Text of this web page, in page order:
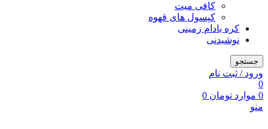
کافی میت
کپسول های قهوه
کره بادام زمینی
نوشیدنی
جستجو
ورود / ثبت نام
0
0 موارد تومان
منو